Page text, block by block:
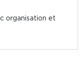
organisation et